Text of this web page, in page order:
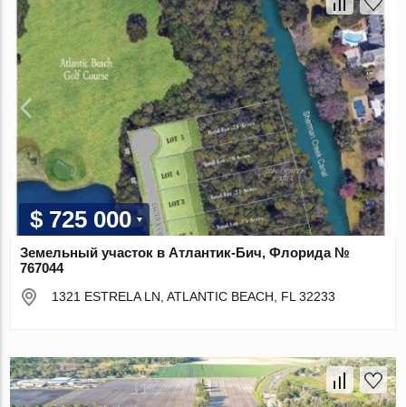
$ 725 000
Земельный участок в Атлантик-Бич, Флорида №
767044
1321 ESTRELA LN, ATLANTIC BEACH, FL 32233